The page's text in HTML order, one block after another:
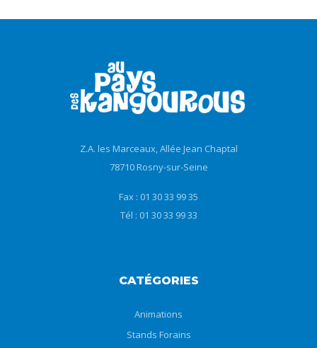
Z.A. les Marceaux, Allée Jean Chaptal
78710 Rosny-sur-Seine
Fax : 01 30 33 99 35
Tél : 01 30 33 99 33
CATÉGORIES
Animations
Stands Forains